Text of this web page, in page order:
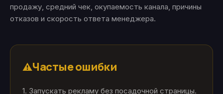
продажу, средний чек, окупаемость канала, причины
отказов и скорость ответа менеджера.
⚠️Частые ошибки
1. Запускать рекламу без посадочной страницы.